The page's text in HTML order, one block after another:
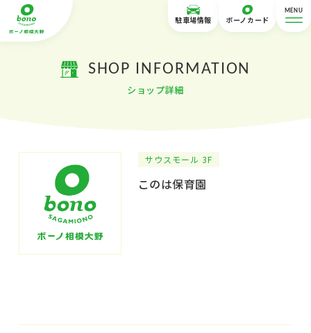
駐車場情報 ボーノカード
MENU
SHOP INFORMATION
ショップ詳細
サウスモール 3F
このは保育園